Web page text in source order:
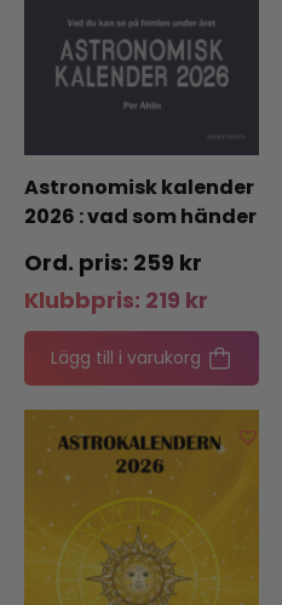
Astronomisk kalender
2026 : vad som händer
259 kr
Klubbpris: 219 kr
Lägg till i varukorg